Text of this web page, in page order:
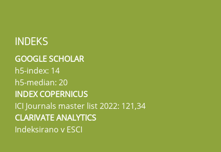
INDEKS
GOOGLE SCHOLAR
h5-index: 14
h5-median: 20
INDEX COPERNICUS
ICI Journals master list 2022: 121,34
CLARIVATE ANALYTICS
Indeksirano v ESCI